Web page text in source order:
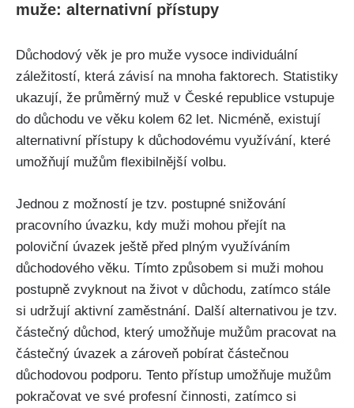
muže: alternativní přístupy
Důchodový věk je pro muže vysoce individuální
záležitostí, která závisí na mnoha faktorech. Statistiky
ukazují, že průměrný muž v České republice vstupuje
do důchodu ve věku kolem 62 let. Nicméně, existují
alternativní přístupy k důchodovému využívání, které
umožňují mužům flexibilnější volbu.
Jednou z možností je tzv. postupné snižování
pracovního úvazku, kdy muži mohou přejít na
poloviční úvazek ještě před plným využíváním
důchodového věku. Tímto způsobem si muži mohou
postupně zvyknout na život v důchodu, zatímco stále
si udržují aktivní zaměstnání. Další alternativou je tzv.
částečný důchod, který umožňuje mužům pracovat na
částečný úvazek a zároveň pobírat částečnou
důchodovou podporu. Tento přístup umožňuje mužům
pokračovat ve své profesní činnosti, zatímco si